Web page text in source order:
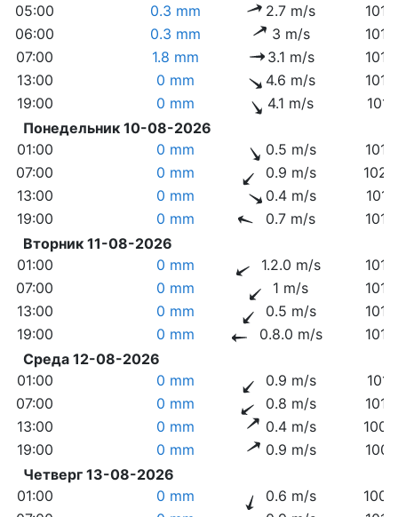
05:00
0.3 mm 2.7 m/s
06:00
0.3 mm 3 m/s
07:00
1.8 mm 3.1 m/s
13:00
0 mm 4.6 m/s
19:00
0 mm 4.1 m/s
Понедельник 10-08-2026
01:00
0 mm 0.5 m/s
07:00
0 mm 0.9 m/s
13:00
0 mm 0.4 m/s
19:00
0 mm 0.7 m/s
Вторник 11-08-2026
01:00
0 mm 1.2.0 m/s
07:00
0 mm 1 m/s
13:00
0 mm 0.5 m/s
19:00
0 mm 0.8.0 m/s
Среда 12-08-2026
01:00
0 mm 0.9 m/s
07:00
0 mm 0.8 m/s
13:00
0 mm 0.4 m/s
19:00
0 mm 0.9 m/s
Четверг 13-08-2026
01:00
0 mm 0.6 m/s